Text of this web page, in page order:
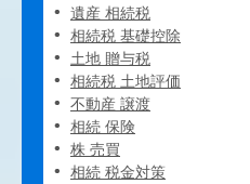
遺産 相続税
相続税 基礎控除
土地 贈与税
相続税 土地評価
不動産 譲渡
相続 保険
株 売買
相続 税金対策